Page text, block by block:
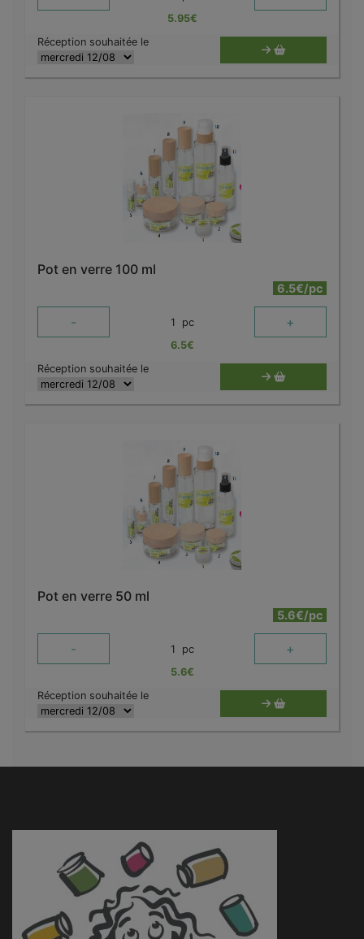
5.95€
Réception souhaitée le
Pot en verre 100 ml
6.5€/pc
- 1 pc +
6.5€
Réception souhaitée le
Pot en verre 50 ml
5.6€/pc
- 1 pc +
5.6€
Réception souhaitée le